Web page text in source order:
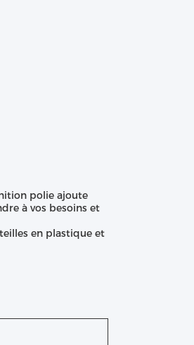
polie ajoute
à vos besoins et
en plastique et